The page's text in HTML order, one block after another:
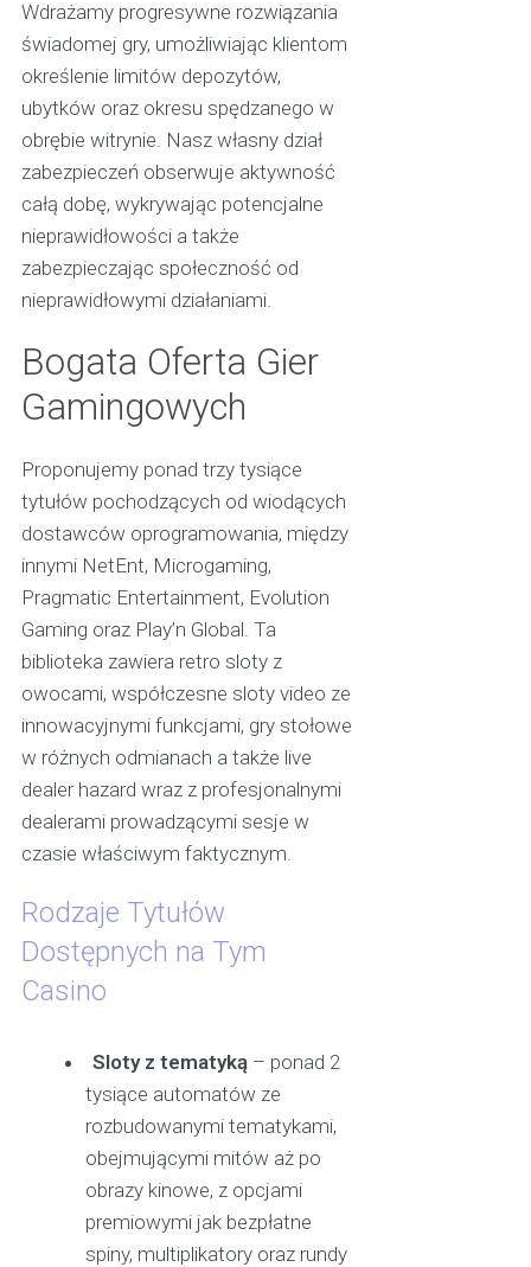
Wdrażamy progresywne rozwiązania
świadomej gry, umożliwiając klientom
określenie limitów depozytów,
ubytków oraz okresu spędzanego w
obrębie witrynie. Nasz własny dział
zabezpieczeń obserwuje aktywność
całą dobę, wykrywając potencjalne
nieprawidłowości a także
zabezpieczając społeczność od
nieprawidłowymi działaniami.
Bogata Oferta Gier
Gamingowych
Proponujemy ponad trzy tysiące
tytułów pochodzących od wiodących
dostawców oprogramowania, między
innymi NetEnt, Microgaming,
Pragmatic Entertainment, Evolution
Gaming oraz Play’n Global. Ta
biblioteka zawiera retro sloty z
owocami, współczesne sloty video ze
innowacyjnymi funkcjami, gry stołowe
w różnych odmianach a także live
dealer hazard wraz z profesjonalnymi
dealerami prowadzącymi sesje w
czasie właściwym faktycznym.
Rodzaje Tytułów
Dostępnych na Tym
Casino
Sloty z tematyką – ponad 2
tysiące automatów ze
rozbudowanymi tematykami,
obejmującymi mitów aż po
obrazy kinowe, z opcjami
premiowymi jak bezpłatne
spiny, multiplikatory oraz rundy